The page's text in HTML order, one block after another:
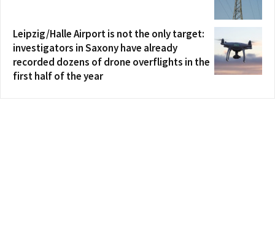
Leipzig/Halle Airport is not the only target:
investigators in Saxony have already
recorded dozens of drone overflights in the
first half of the year